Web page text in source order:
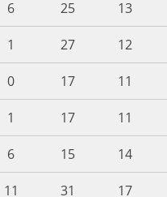
6 25
13
1 27
12
0 17
11
1 17
11
6 15
14
11 31
17